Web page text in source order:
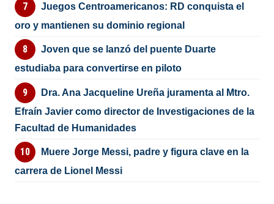
Juegos Centroamericanos: RD conquista el
oro y mantienen su dominio regional
Joven que se lanzó del puente Duarte
estudiaba para convertirse en piloto
Dra. Ana Jacqueline Ureña juramenta al Mtro.
Efraín Javier como director de Investigaciones de la
Facultad de Humanidades
Muere Jorge Messi, padre y figura clave en la
carrera de Lionel Messi